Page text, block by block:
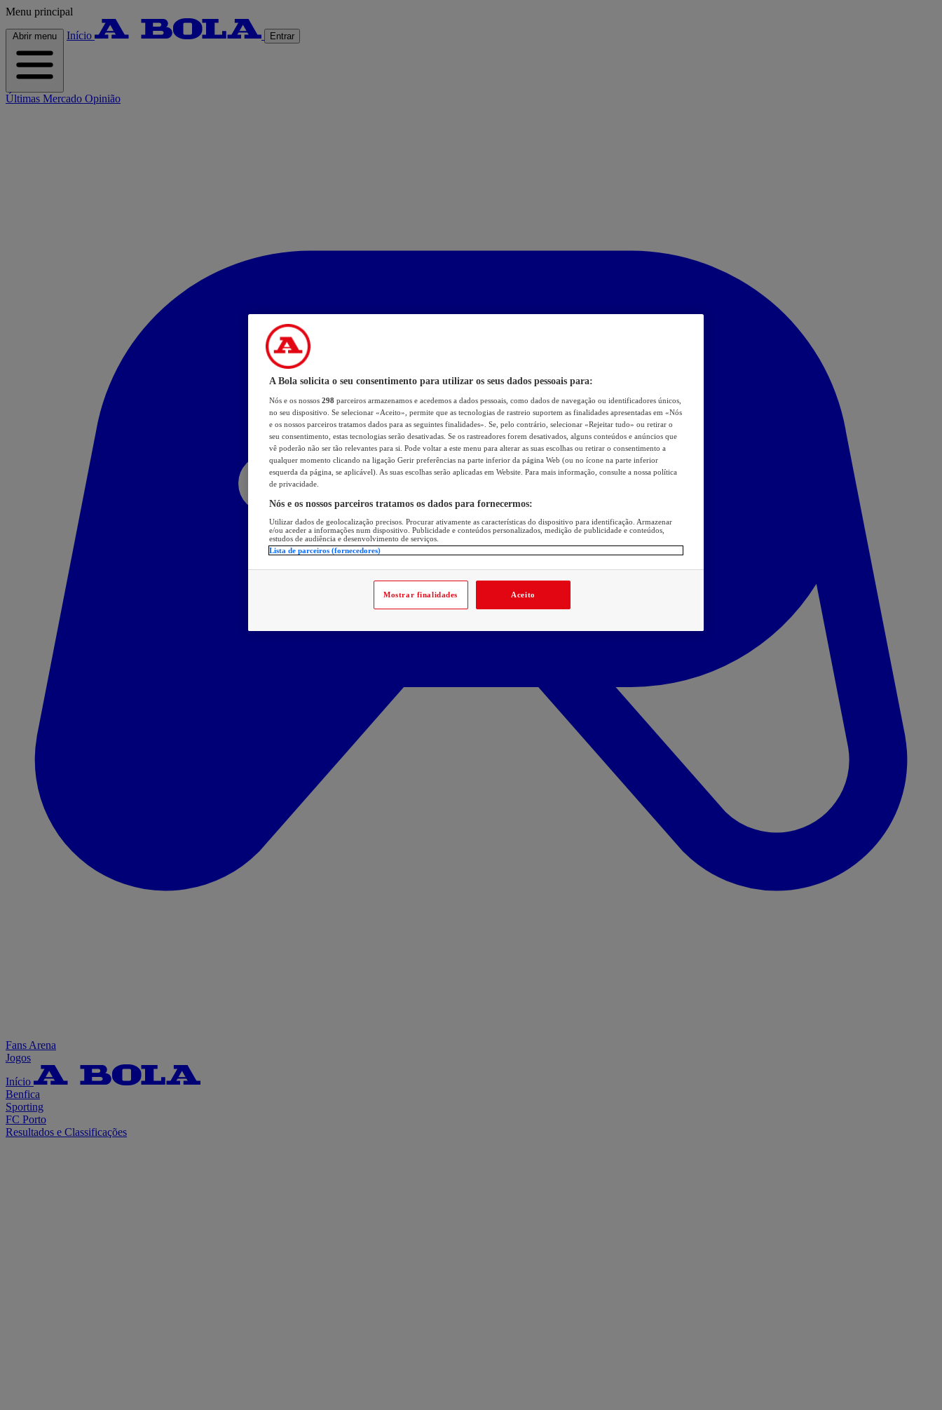
Menu principal
Abrir menu Início Entrar
Últimas Mercado Opinião
Fans Arena
Jogos
Início
Benfica
Sporting
FC Porto
Resultados e Classificações
A Bola solicita o seu consentimento para utilizar os seus dados pessoais para:
Nós e os nossos 298 parceiros armazenamos e acedemos a dados pessoais, como dados de navegação ou identificadores únicos,
no seu dispositivo. Se selecionar «Aceito», permite que as tecnologias de rastreio suportem as finalidades apresentadas em «Nós
e os nossos parceiros tratamos dados para as seguintes finalidades». Se, pelo contrário, selecionar «Rejeitar tudo» ou retirar o
seu consentimento, estas tecnologias serão desativadas. Se os rastreadores forem desativados, alguns conteúdos e anúncios que
vê poderão não ser tão relevantes para si. Pode voltar a este menu para alterar as suas escolhas ou retirar o consentimento a
qualquer momento clicando na ligação Gerir preferências na parte inferior da página Web (ou no ícone na parte inferior
esquerda da página, se aplicável). As suas escolhas serão aplicadas em Website. Para mais informação, consulte a nossa política
de privacidade.
Nós e os nossos parceiros tratamos os dados para fornecermos:
Utilizar dados de geolocalização precisos. Procurar ativamente as características do dispositivo para identificação. Armazenar
e/ou aceder a informações num dispositivo. Publicidade e conteúdos personalizados, medição de publicidade e conteúdos,
estudos de audiência e desenvolvimento de serviços.
Lista de parceiros (fornecedores)
Mostrar finalidades Aceito